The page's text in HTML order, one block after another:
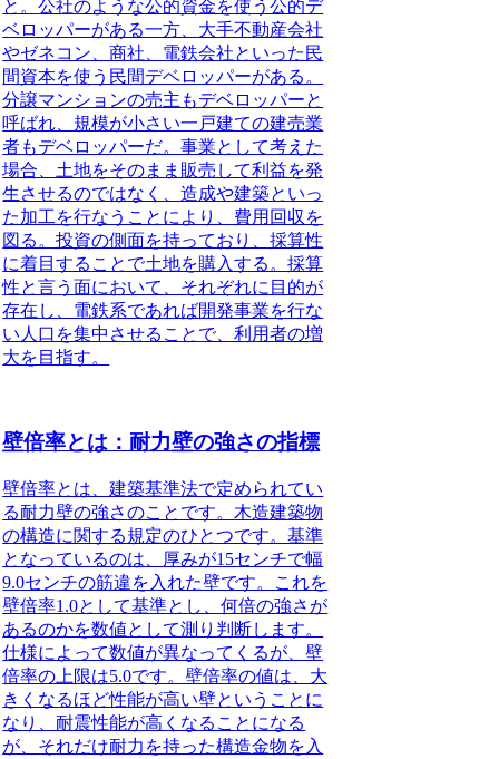
と。公社のような公的資金を使う公的デ
ベロッパーがある一方、大手不動産会社
やゼネコン、商社、電鉄会社といった民
間資本を使う民間デベロッパーがある。
分譲マンションの売主もデベロッパーと
呼ばれ、規模が小さい一戸建ての建売業
者もデベロッパーだ。事業として考えた
場合、土地をそのまま販売して利益を発
生させるのではなく、造成や建築といっ
た加工を行なうことにより、費用回収を
図る。投資の側面を持っており、採算性
に着目することで土地を購入する。採算
性と言う面において、それぞれに目的が
存在し、電鉄系であれば開発事業を行な
い人口を集中させることで、利用者の増
大を目指す。
壁倍率とは：耐力壁の強さの指標
壁倍率とは、建築基準法で定められてい
る耐力壁の強さのことです。木造建築物
の構造に関する規定のひとつです。基準
となっているのは、厚みが15センチで幅
9.0センチの筋違を入れた壁です。これを
壁倍率1.0として基準とし、何倍の強さが
あるのかを数値として測り判断します。
仕様によって数値が異なってくるが、壁
倍率の上限は5.0です。壁倍率の値は、大
きくなるほど性能が高い壁ということに
なり、耐震性能が高くなることになる
が、それだけ耐力を持った構造金物を入